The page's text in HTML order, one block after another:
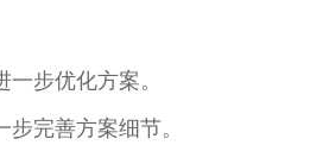
步优化方案。
完善方案细节。